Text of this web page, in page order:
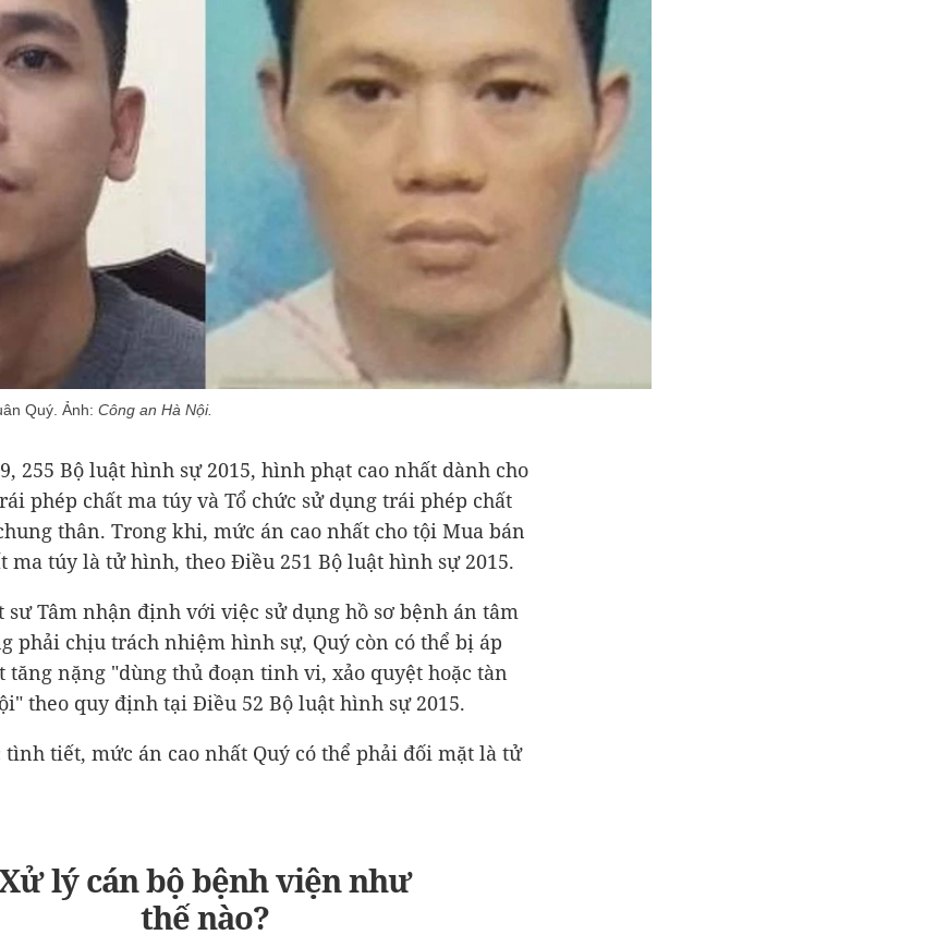
Quý. Ảnh: Công an Hà Nội.
255 Bộ luật hình sự 2015, hình phạt cao nhất dành cho
phép chất ma túy và Tổ chức sử dụng trái phép chất
thân. Trong khi, mức án cao nhất cho tội Mua bán
ma túy là tử hình, theo Điều 251 Bộ luật hình sự 2015.
sư Tâm nhận định với việc sử dụng hồ sơ bệnh án tâm
phải chịu trách nhiệm hình sự, Quý còn có thể bị áp
nặng "dùng thủ đoạn tinh vi, xảo quyệt hoặc tàn
theo quy định tại Điều 52 Bộ luật hình sự 2015.
tình tiết, mức án cao nhất Quý có thể phải đối mặt là tử
lý cán bộ bệnh viện như
thế nào?